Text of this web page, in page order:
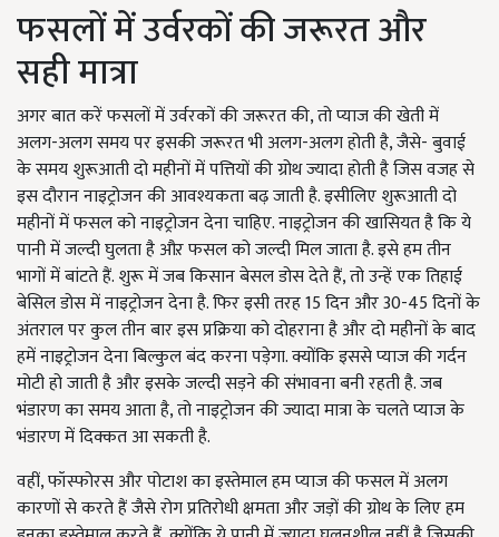
फसलों में उर्वरकों की जरूरत और
सही मात्रा
अगर बात करें फसलों में उर्वरकों की जरूरत की, तो प्याज की खेती में
अलग-अलग समय पर इसकी जरूरत भी अलग-अलग होती है, जैसे- बुवाई
के समय शुरूआती दो महीनों में पत्तियों की ग्रोथ ज्यादा होती है जिस वजह से
इस दौरान नाइट्रोजन की आवश्यकता बढ़ जाती है. इसीलिए शुरूआती दो
महीनों में फसल को नाइट्रोजन देना चाहिए. नाइट्रोजन की खासियत है कि ये
पानी में जल्दी घुलता है औऱ फसल को जल्दी मिल जाता है. इसे हम तीन
भागों में बांटते हैं. शुरू में जब किसान बेसल डोस देते हैं, तो उन्हें एक तिहाई
बेसिल डोस में नाइट्रोजन देना है. फिर इसी तरह 15 दिन और 30-45 दिनों के
अंतराल पर कुल तीन बार इस प्रक्रिया को दोहराना है और दो महीनों के बाद
हमें नाइट्रोजन देना बिल्कुल बंद करना पड़ेगा. क्योंकि इससे प्याज की गर्दन
मोटी हो जाती है और इसके जल्दी सड़ने की संभावना बनी रहती है. जब
भंडारण का समय आता है, तो नाइट्रोजन की ज्यादा मात्रा के चलते प्याज के
भंडारण में दिक्कत आ सकती है.
वहीं, फॉस्फोरस और पोटाश का इस्तेमाल हम प्याज की फसल में अलग
कारणों से करते हैं जैसे रोग प्रतिरोधी क्षमता और जड़ों की ग्रोथ के लिए हम